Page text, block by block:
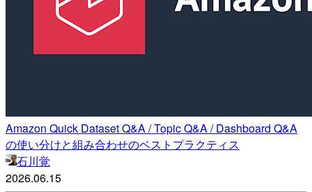
Amazon Quick Dataset Q&A / Topic Q&A / Dashboard Q&A
の使い分けと組み合わせのベストプラクティス
石川覚
2026.06.15